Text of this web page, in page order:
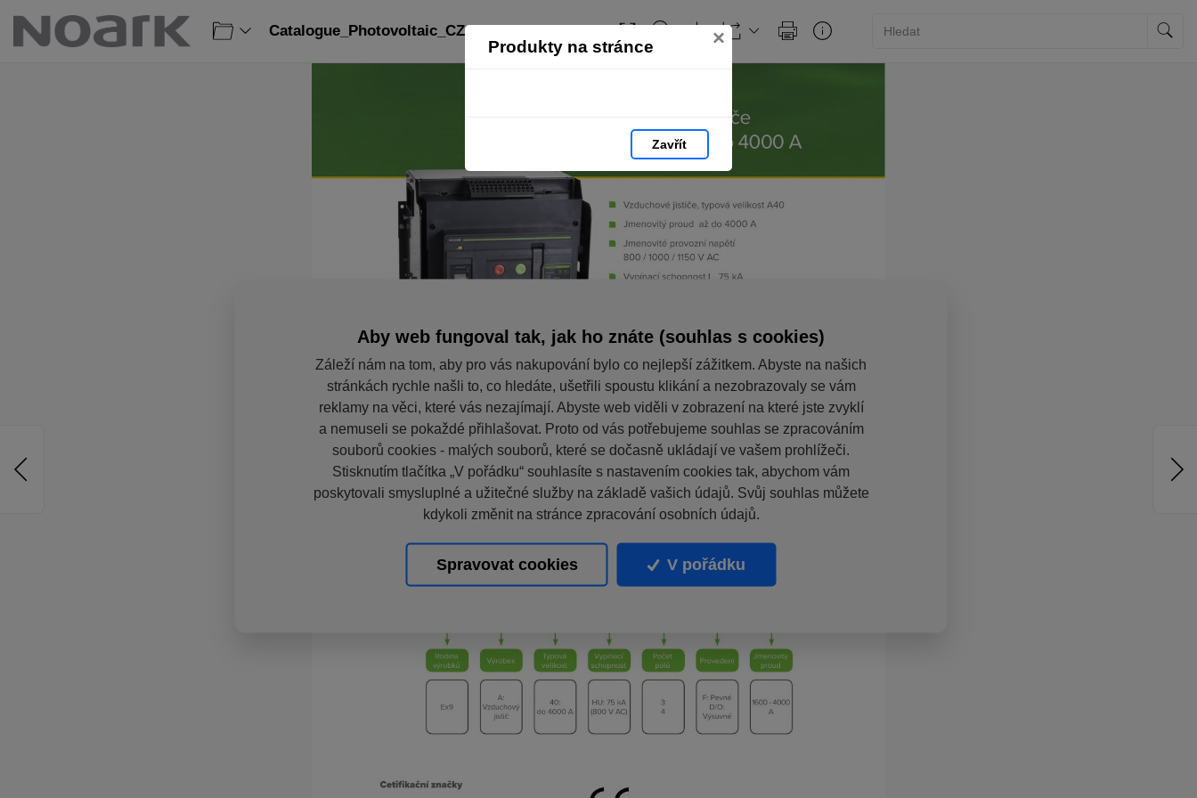
Produkty na stránce ×
Zavřít
Catalogue_Photovoltaic_CZ: strana 65
Aby web fungoval tak, jak ho znáte (souhlas s cookies)
Záleží nám na tom, aby pro vás nakupování bylo co nejlepší zážitkem. Abyste na našich
stránkách rychle našli to, co hledáte, ušetřili spoustu klikání a nezobrazovaly se vám
reklamy na věci, které vás nezajímají. Abyste web viděli v zobrazení na které jste zvyklí
a nemuseli se pokaždé přihlašovat. Proto od vás potřebujeme souhlas se zpracováním
souborů cookies - malých souborů, které se dočasně ukládají ve vašem prohlížeči.
Stisknutím tlačítka „V pořádku“ souhlasíte s nastavením cookies tak, abychom vám
poskytovali smysluplné a užitečné služby na základě vašich údajů. Svůj souhlas můžete
kdykoli změnit na stránce zpracování osobních údajů.
Spravovat cookies V pořádku